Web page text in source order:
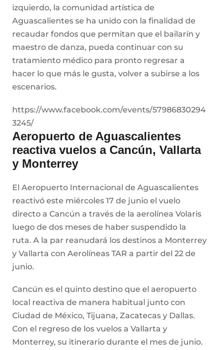
izquierdo, la comunidad artística de
Aguascalientes se ha unido con la finalidad de
recaudar fondos que permitan que el bailarín y
maestro de danza, pueda continuar con su
tratamiento médico para pronto regresar a
hacer lo que más le gusta, volver a subirse a los
escenarios.
https://www.facebook.com/events/57986830294
3245/
Aeropuerto de Aguascalientes
reactiva vuelos a Cancún, Vallarta
y Monterrey
El Aeropuerto Internacional de Aguascalientes
reactivó este miércoles 17 de junio el vuelo
directo a Cancún a través de la aerolínea Volaris
luego de dos meses de haber suspendido la
ruta. A la par reanudará los destinos a Monterrey
y Vallarta con Aerolíneas TAR a partir del 22 de
junio.
Cancún es el quinto destino que el aeropuerto
local reactiva de manera habitual junto con
Ciudad de México, Tijuana, Zacatecas y Dallas.
Con el regreso de los vuelos a Vallarta y
Monterrey, su itinerario durante el mes de junio.